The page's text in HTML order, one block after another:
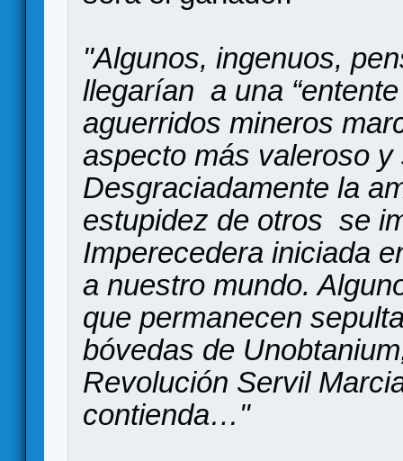
"Algunos, ingenuos,
llegarían a una
aguerridos mineros
aspecto más valeroso
Desgraciadamente la
estupidez de otros se
Imperecedera iniciada
a nuestro mundo.
que permanecen
bóvedas de
Revolución Servil
contienda…"